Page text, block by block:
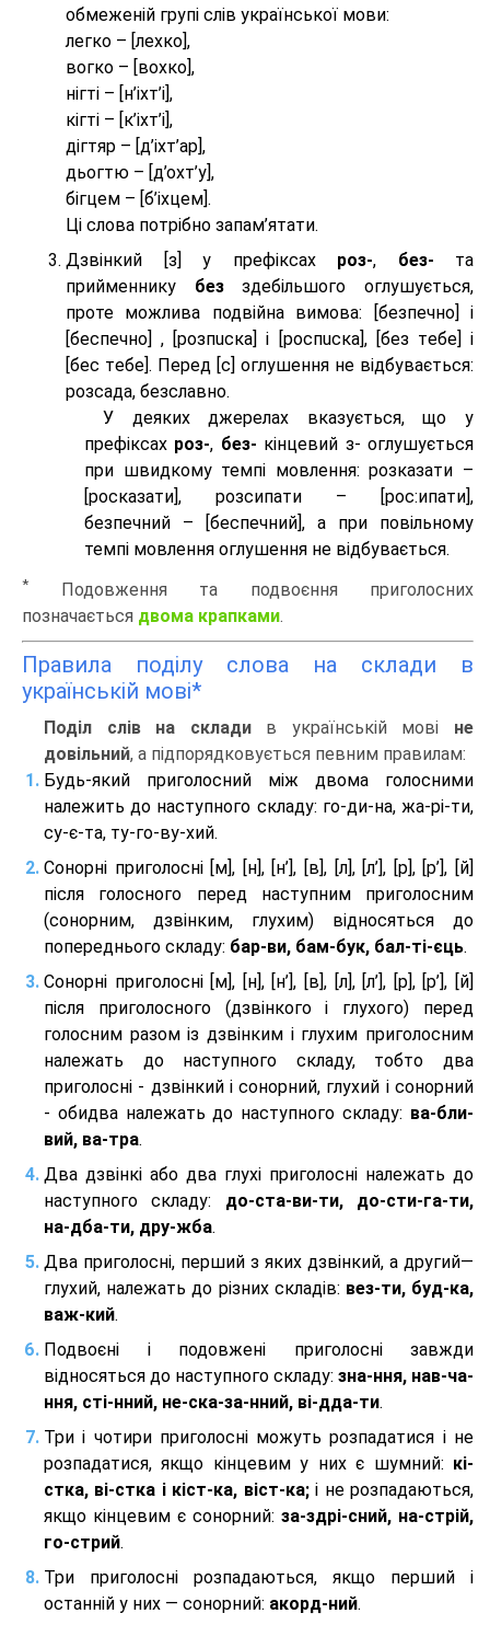
обмеженій групі слів української мови:
легко – [лехко],
вогко – [вохко],
нігті – [н’іхт’і],
кігті – [к’іхт’і],
дігтяр – [д’іхт’ар],
дьогтю – [д’охт’у],
бігцем – [б’іхцем].
Ці слова потрібно запам’ятати.
Дзвінкий [з] у префіксах роз-, без- та
прийменнику безздебільшого оглушується,
проте можлива подвійна вимова: [безпeчно] і
[беспeчно] , [розпuска] і [роспuска], [без тeбе] і
[бес тeбе]. Перед [с] оглушення не відбувається:
розсада, безславно.
У деяких джерелах вказується, що у
префіксах роз-, без- кінцевий з- оглушується
при швидкому темпі мовлення: розказати –
[росказати], розсипати – [роc:ипати],
безпечний – [беспечний], а при повільному
темпі мовлення оглушення не відбувається.
*
Подовження та подвоєння приголосних
позначається двома крапками.
Правила поділу слова на склади в
українській мові*
Поділ слів на складив українській мові не
довільний, а підпорядковується певним правилам:
Будь-який приголосний між двома голосними
належить до наступного складу: го-ди-на, жа-рі-ти,
су-є-та, ту-го-ву-хий.
Сонорні приголосні [м], [н], [н’], [в], [л], [л’], [р], [р’], [й]
після голосного перед наступним приголосним
(сонорним, дзвінким, глухим) відносяться до
попереднього складу: бар-ви, бам-бук, бал-ті-єць.
Сонорні приголосні [м], [н], [н’], [в], [л], [л’], [р], [р’], [й]
після приголосного (дзвінкого і глухого) перед
голосним разом із дзвінким і глухим приголосним
належать до наступного складу, тобто два
приголосні - дзвінкий і сонорний, глухий і сонорний
- обидва належать до наступного складу: ва-бли-
вий, ва-тра.
Два дзвінкі або два глухі приголосні належать до
наступного складу: до-ста-ви-ти, до-сти-га-ти,
на-дба-ти, дру-жба.
Два приголосні, перший з яких дзвінкий, а другий—
глухий, належать до різних складів: вез-ти, буд-ка,
важ-кий.
Подвоєні і подовжені приголосні завжди
відносяться до наступного складу: зна-ння, нав-ча-
ння, сті-нний, не-ска-за-нний, ві-дда-ти.
Три і чотири приголосні можуть розпадатися і не
розпадатися, якщо кінцевим у них є шумний: кі-
стка, ві-стка і кіст-ка, віст-ка;і не розпадаються,
якщо кінцевим є сонорний: за-здрі-сний, на-стрій,
го-стрий.
Три приголосні розпадаються, якщо перший і
останній у них — сонорний: акорд-ний.